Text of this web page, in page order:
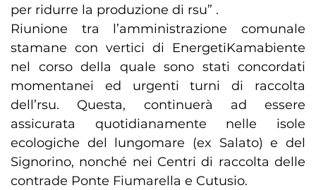
per ridurre la produzione di rsu” .
Riunione tra l’amministrazione comunale
stamane con vertici di EnergetiKamabiente
nel corso della quale sono stati concordati
momentanei ed urgenti turni di raccolta
dell’rsu. Questa, continuerà ad essere
assicurata quotidianamente nelle isole
ecologiche del lungomare (ex Salato) e del
Signorino, nonché nei Centri di raccolta delle
contrade Ponte Fiumarella e Cutusio.